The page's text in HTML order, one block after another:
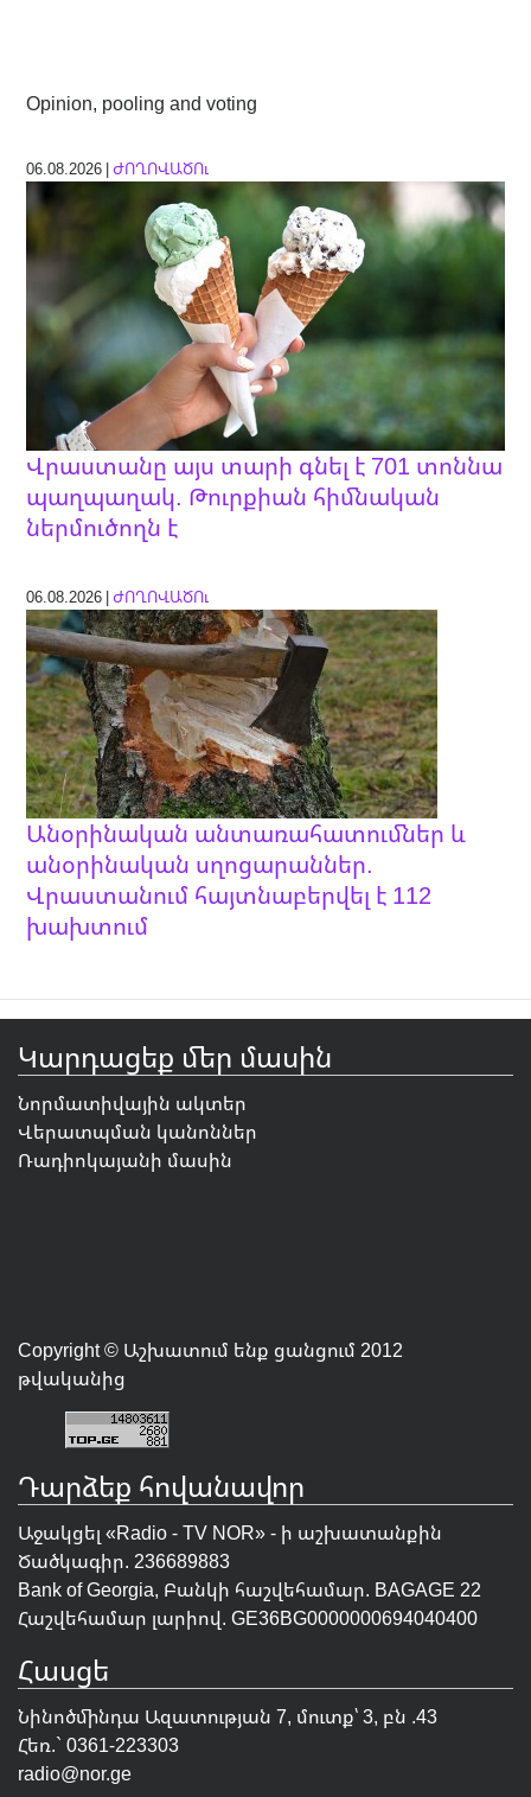
Opinion, pooling and voting
06.08.2026 |ԺՈՂՈՎԱԾՈւ
Վրաստանը այս տարի գնել է 701 տոննա
պաղպաղակ. Թուրքիան հիմնական
ներմուծողն է
06.08.2026 |ԺՈՂՈՎԱԾՈւ
Անօրինական անտառահատումներ և
անօրինական սղոցարաններ.
Վրաստանում հայտնաբերվել է 112
խախտում
Կարդացեք մեր մասին
Նորմատիվային ակտեր
Վերատպման կանոններ
Ռադիոկայանի մասին
Copyright © Աշխատում ենք ցանցում 2012
թվականից
Դարձեք հովանավոր
Աջակցել «Radio - TV NOR» - ի աշխատանքին
Ծածկագիր. 236689883
Bank of Georgia, Բանկի հաշվեհամար. BAGAGE 22
Հաշվեհամար լարիով. GE36BG0000000694040400
Հասցե
Նինոծմինդա Ազատության 7, մուտք՝ 3, բն .43
Հեռ.` 0361-223303
radio@nor.ge